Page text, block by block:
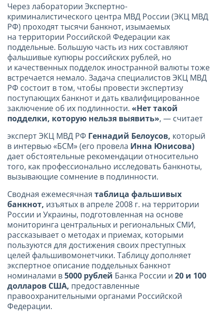
Через лаборатории Экспертно-
криминалистического центра МВД России (ЭКЦ МВД
РФ) проходят тысячи банкнот, изымаемых
на территории Российской Федерации как
поддельные. Большую часть из них составляют
фальшивые купюры российских рублей, но
и качественных подделок иностранной валюты тоже
встречается немало. Задача специалистов ЭКЦ МВД
РФ состоит в том, чтобы провести экспертизу
поступающих банкнот и дать квалифицированное
заключение об их подлинности. «Нет такой
подделки, которую нельзя выявить», — считает
эксперт ЭКЦ МВД РФ Геннадий Белоусов, который
в интервью «БСМ» (его провела Инна Юнисова)
дает обстоятельные рекомендации относительно
того, как профессионально исследовать банкноты,
вызывающие сомнение в подлинности.
Сводная ежемесячная таблица фальшивых
банкнот, изъятых в апреле 2008 г. на территории
России и Украины, подготовленная на основе
мониторинга центральных и региональных СМИ,
рассказывает о методах и приемах, которыми
пользуются для достижения своих преступных
целей фальшивомонетчики. Таблицу дополняет
экспертное описание поддельных банкнот
номиналами в5000 рублей Банка России и 20 и 100
долларов США, предоставленные
правоохранительными органами Российской
Федерации.